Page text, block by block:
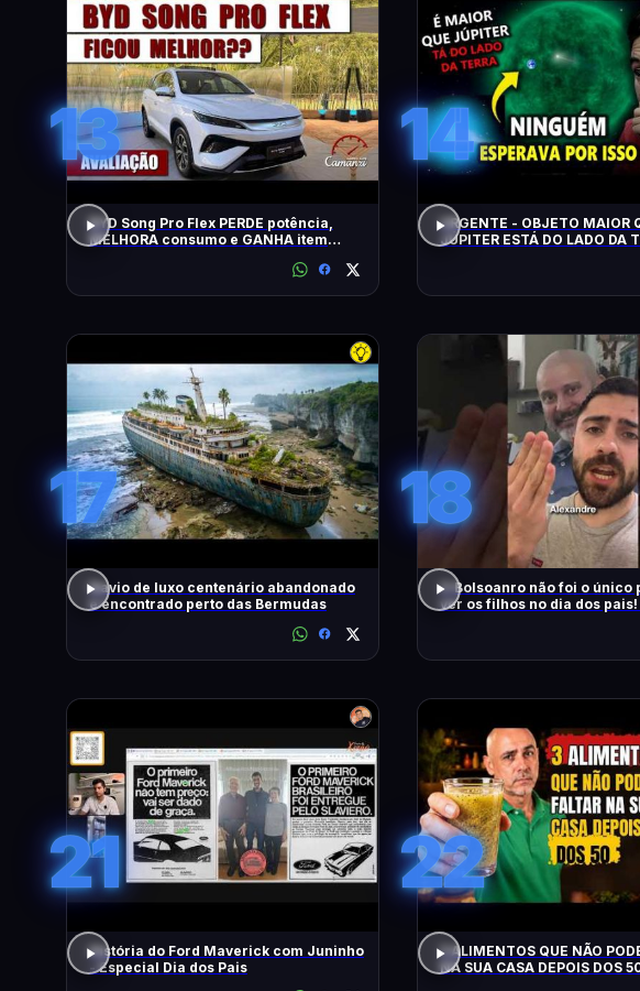
13
BYD Song Pro Flex PERDE potência,
MELHORA consumo e GANHA item
14
URGENTE - OBJETO MAIOR
JÚPITER ESTÁ DO LADO DA
17
Navio de luxo centenário abandonado
é encontrado perto das Bermudas
18
O Bolsoanro não foi o único
ver os filhos no dia dos
21
História do Ford Maverick com Juninho
- Especial Dia dos Pais
22
3 ALIMENTOS QUE NÃO
NA SUA CASA DEPOIS DOS